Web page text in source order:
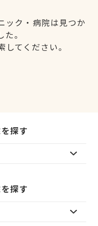
ック・病院は見つか
。
てください。
探す
探す